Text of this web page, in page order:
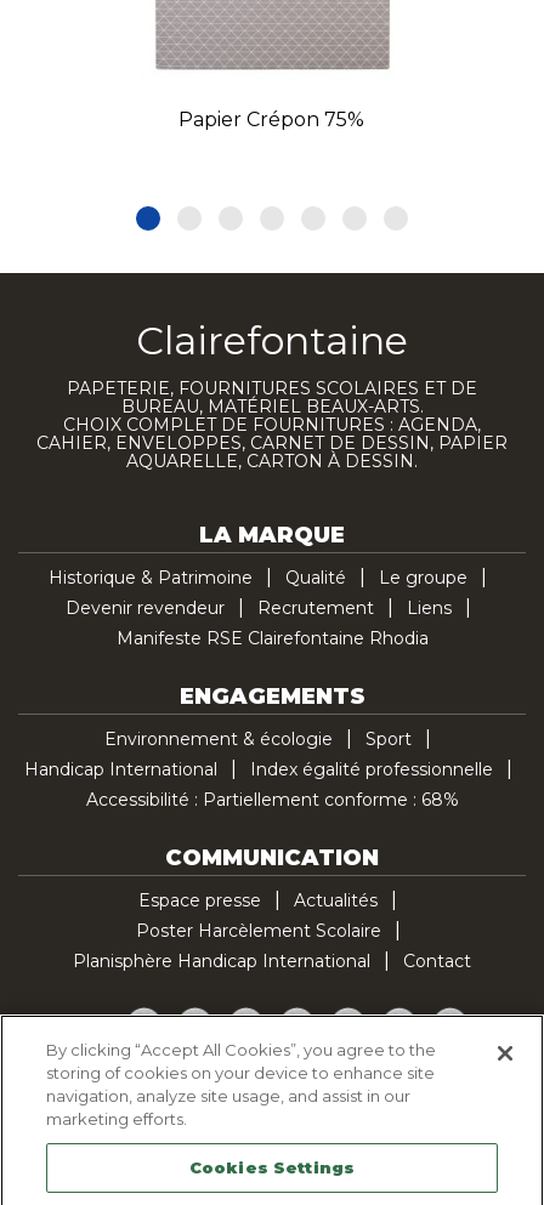
Papier Crépon 75%
Clairefontaine
PAPETERIE, FOURNITURES SCOLAIRES ET DE
BUREAU, MATÉRIEL BEAUX-ARTS.
CHOIX COMPLET DE FOURNITURES : AGENDA,
CAHIER, ENVELOPPES, CARNET DE DESSIN, PAPIER
AQUARELLE, CARTON À DESSIN.
LA MARQUE
Historique & Patrimoine Qualité
Le groupe
Devenir revendeur
Recrutement
Liens
Manifeste RSE Clairefontaine Rhodia
ENGAGEMENTS
Environnement & écologie
Sport
Handicap International
Index égalité professionnelle
Accessibilité : Partiellement conforme : 68%
COMMUNICATION
Espace presse
Actualités
Poster Harcèlement Scolaire
Planisphère Handicap International
Contact
Facebook
TwitterYouTubePinterestInstagramLinkedInTikTok
Politique d'utilisation des cookies
Politique de confidentialité
Mentions légales
Plan du site
By clicking “Accept All Cookies”, you agree to the
storing of cookies on your device to enhance site
navigation, analyze site usage, and assist in our
marketing efforts.
Cookies Settings